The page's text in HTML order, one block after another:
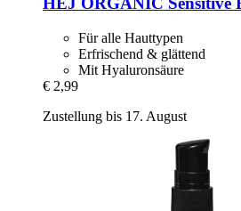
Für alle Hauttypen
Erfrischend & glättend
Mit Hyaluronsäure
€ 2,99
Zustellung bis 17. August